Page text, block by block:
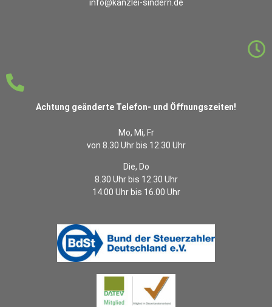
info@kanzlei-sindern.de
Achtung geänderte Telefon- und Öffnungszeiten!
Mo, Mi, Fr
von 8.30 Uhr bis 12.30 Uhr
Die, Do
8.30 Uhr bis 12.30 Uhr
14.00 Uhr bis 16.00 Uhr